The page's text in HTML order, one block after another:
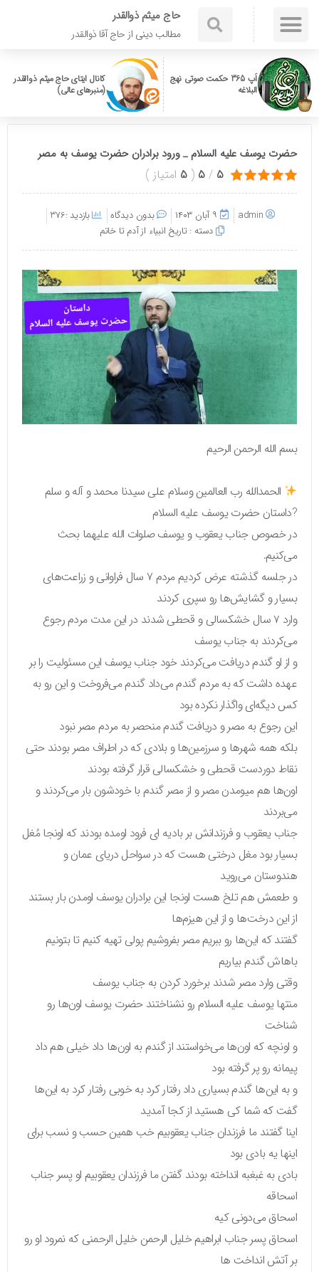
حاج میثم ذوالقدر
مطالب دینی از حاج آقا ذوالقدر
اَپ 365 حکمت صوتی نهج
البلاغه
کانال ایتای حاج میثم ذوالقدر
(منبرهای عالی)
حضرت یوسف علیه السلام _ ورود برادران حضرت یوسف به مصر
5
/
5
(
5 امتیاز)
admin ۹ آبان ۱۴۰۳ بدون دیدگاه
بازدید :376
دسته :تاریخ انبیاء از آدم تا خاتم
بسم الله الرحمن الرحیم
الحمدالله رب العالمین وسلام علی سیدنا محمد و آله و سلم
?داستان حضرت یوسف علیه السلام
در خصوص جناب یعقوب و یوسف صلوات الله علیهما بحث
می‌کنیم.
در جلسه گذشته عرض کردیم مردم ۷ سال فراوانی و زراعت‌های
بسیار و گشایش‌ها رو سپری کردند
وارد ۷ سال خشکسالی و قحطی شدند در این مدت مردم رجوع
می‌کردند به جناب یوسف
و از او گندم دریافت می‌کردند خود جناب یوسف این مسئولیت را بر
عهده داشت که به مردم گندم می‌داد گندم می‌فروخت و این رو به
کس دیگه‌ای واگذار نکرده بود
این رجوع به مصر و دریافت گندم منحصر به مردم مصر نبود
بلکه همه شهرها و سرزمین‌ها و بلادی که در اطراف مصر بودند حتی
نقاط دوردست قحطی و خشکسالی قرار گرفته بودند
اون‌ها هم میومدن مصر و از مصر گندم با خودشون بار می‌کردند و
می‌بردند
جناب یعقوب و فرزندانش بر بادیه ای فرود اومده بودند که اونجا مُغل
بسیار بود مغل درختی هست که در سواحل دریای عمان و
هندوستان می‌روید
و طعمش هم تلخ هست اونجا این برادران یوسف اومدن بار بستند
از این درخت‌ها و از این هیزم‌ها
گفتند که این‌ها رو ببریم مصر بفروشیم پولی تهیه کنیم تا بتونیم
باهاش گندم بیاریم
وقتی وارد مصر شدند برخورد کردن به جناب یوسف
منتها یوسف علیه السلام رو نشناختند حضرت یوسف اون‌ها رو
شناخت
و اونچه که اون‌ها می‌خواستند از گندم به اون‌ها داد خیلی هم داد
پیمانه رو پر گرفته بود
و به این‌ها گندم بسیاری داد رفتار کرد به خوبی رفتار کرد به این‌ها
گفت که شما کی هستید از کجا آمدید
اینا گفتند ما فرزندان جناب یعقوبیم خب همین حسب و نسب برای
اینها یه بادی بود
بادی به غبغبه انداخته بودند گفتن ما فرزندان یعقوبیم او پسر جناب
اسحاقه
اسحاق می‌دونی کیه
اسحاق پسر جناب ابراهیم خلیل الرحمن خلیل الرحمنی که نمرود او رو
بر آتش انداخت ها